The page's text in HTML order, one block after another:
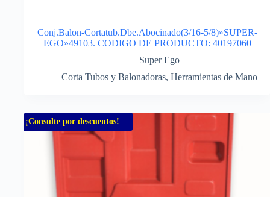
Conj.Balon-Cortatub.Dbe.Abocinado(3/16-5/8)»SUPER-
EGO»49103. CODIGO DE PRODUCTO: 40197060
Super Ego
Corta Tubos y Balonadoras, Herramientas de Mano
¡Consulte por descuentos!